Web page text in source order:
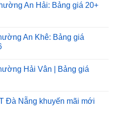
An Hải: Bảng giá 20+
An Khê: Bảng giá
Hải Vân | Bảng giá
Đà Nẵng khuyến mãi mới